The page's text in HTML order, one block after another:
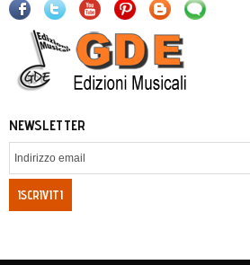
NEWSLETTER
ISCRIVITI